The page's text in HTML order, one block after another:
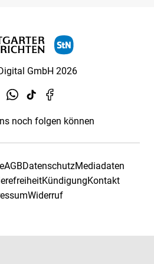
GmbH 2026
noch folgen können
AGBDatenschutzMediadaten
KündigungKontakt
Widerruf